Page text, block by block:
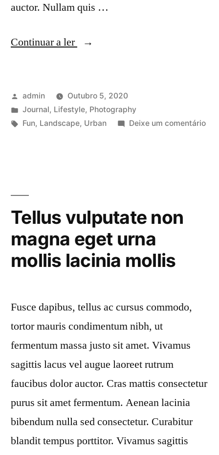
auctor. Nullam quis …
Continuar a ler
“Elit
ornare
vel
Publicado
por
admin
Outubro 5, 2020
Publicado
em
Journal, Lifestyle, Photography
Etiquetas:
Fun, Landscape, Urban Deixe um comentárioem
Tellus vulputate non
magna eget urna
mollis lacinia mollis
Fusce dapibus, tellus ac cursus commodo,
tortor mauris condimentum nibh, ut
fermentum massa justo sit amet. Vivamus
sagittis lacus vel augue laoreet rutrum
faucibus dolor auctor. Cras mattis consectetur
purus sit amet fermentum. Aenean lacinia
bibendum nulla sed consectetur. Curabitur
blandit tempus porttitor. Vivamus sagittis